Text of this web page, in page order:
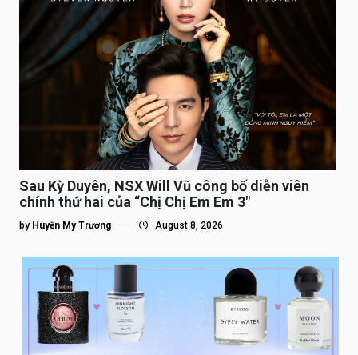
Sau Kỳ Duyên, NSX Will Vũ công bố diễn viên
chính thứ hai của “Chị Chị Em Em 3″
by Huyền My Trương August 8, 2026